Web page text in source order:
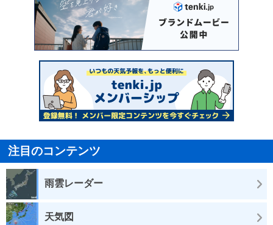
注目のコンテンツ
雨雲レーダー
天気図